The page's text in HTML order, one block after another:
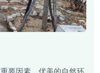
要因素。优美的自然环